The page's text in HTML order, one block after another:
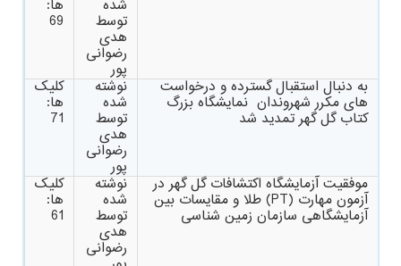
شده
توسط
هدی
رضوانی
پور
ها:
69
به دنبال استقبال گسترده و درخواست
های مکرر شهروندان نمایشگاه بزرگ
کتاب گل گهر تمدید شد
نوشته
شده
توسط
هدی
رضوانی
پور
کلیک
ها:
71
موفقیت آزمایشگاه اکتشافات گل گهر در
آزمون مهارت (PT) طلا و مقایسات بین
آزمایشگاهی سازمان زمین شناسی
نوشته
شده
توسط
هدی
رضوانی
کلیک
ها:
61